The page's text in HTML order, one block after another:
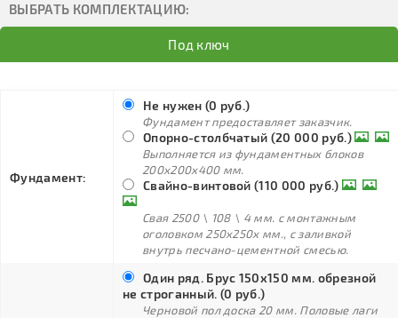
ВЫБРАТЬ КОМПЛЕКТАЦИЮ:
Под ключ
Фундамент:
Не нужен (0 руб.)
Фундамент предоставляет заказчик.
Опорно-столбчатый (20 000 руб.)
Выполняется из фундаментных блоков
200х200х400 мм.
Свайно-винтовой (110 000 руб.)
Свая 2500 \ 108 \ 4 мм. с монтажным
оголовком 250х250х мм., с заливкой
внутрь песчано-цементной смесью.
Один ряд. Брус 150х150 мм. обрезной
не строганный. (0 руб.)
Черновой пол доска 20 мм. Половые лаги